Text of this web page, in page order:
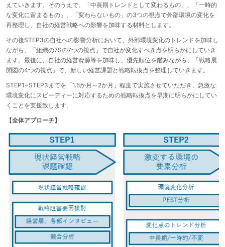
えていきます。そのうえで、「中長期トレンドとして変わるもの」、「一時的
な変化に留まるもの」、「変わらないもの」の3つの視点で外部環境の変化を
再整理し、自社の経営戦略への影響を加味する材料とします。
その後STEP3の自社への影響分析において、外部環境変化のトレンドを加味し
ながら、「組織の7Sの7つの視点」で自社が変化すべき点を明らかにしていき
ます。最後に、自社の経営資源等を加味し、優先順位を鑑みながら、「戦略展
開図の4つの視点」で、新しい経営課題と戦略転換点を整理していきます。
STEP1~STEP3までを「1.5か月～2か月」程度で実施させていただき、急激な
環境変化にスピーディーに対応するための戦略転換点を早期に明らかにしてい
くことを支援致します。
【全体アプローチ】